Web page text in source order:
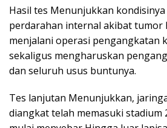
Hasil tes Menunjukkan
perdarahan internal akibat tumor
menjalani operasi pengangkatan
sekaligus mengharuskan
dan seluruh usus buntunya.
Tes lanjutan Menunjukkan,
diangkat telah memasuki stadium